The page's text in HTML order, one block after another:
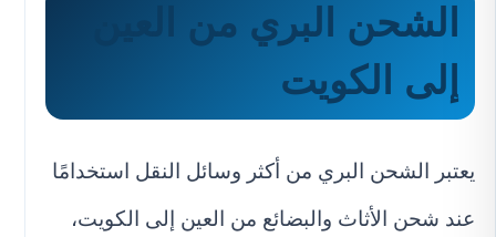
الشحن البري من العين
إلى الكويت
يعتبر الشحن البري من أكثر وسائل النقل استخدامًا
عند شحن الأثاث والبضائع من العين إلى الكويت،